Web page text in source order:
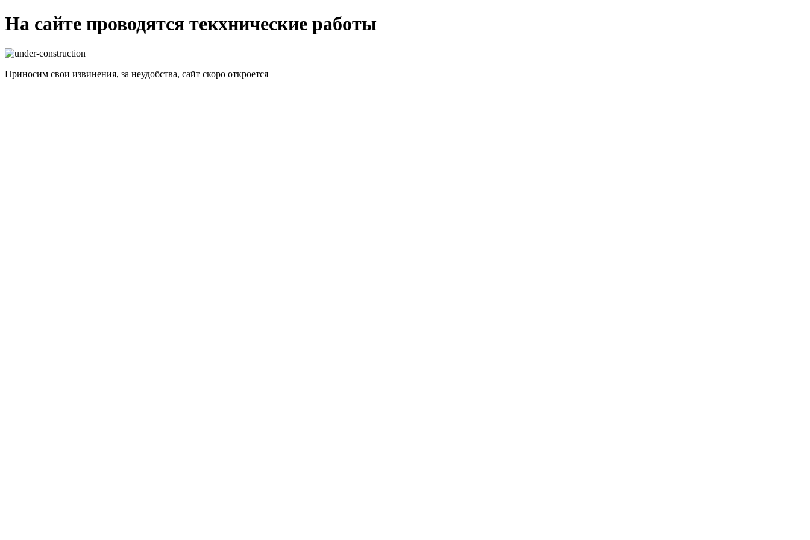
На сайте проводятся текхнические работы
Приносим свои извинения, за неудобства, сайт скоро откроется